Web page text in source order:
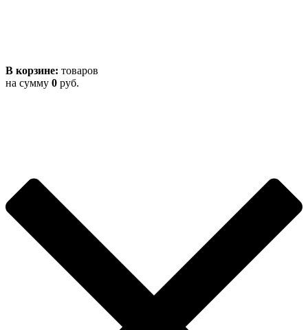
В корзине: товаров
на сумму 0 руб.